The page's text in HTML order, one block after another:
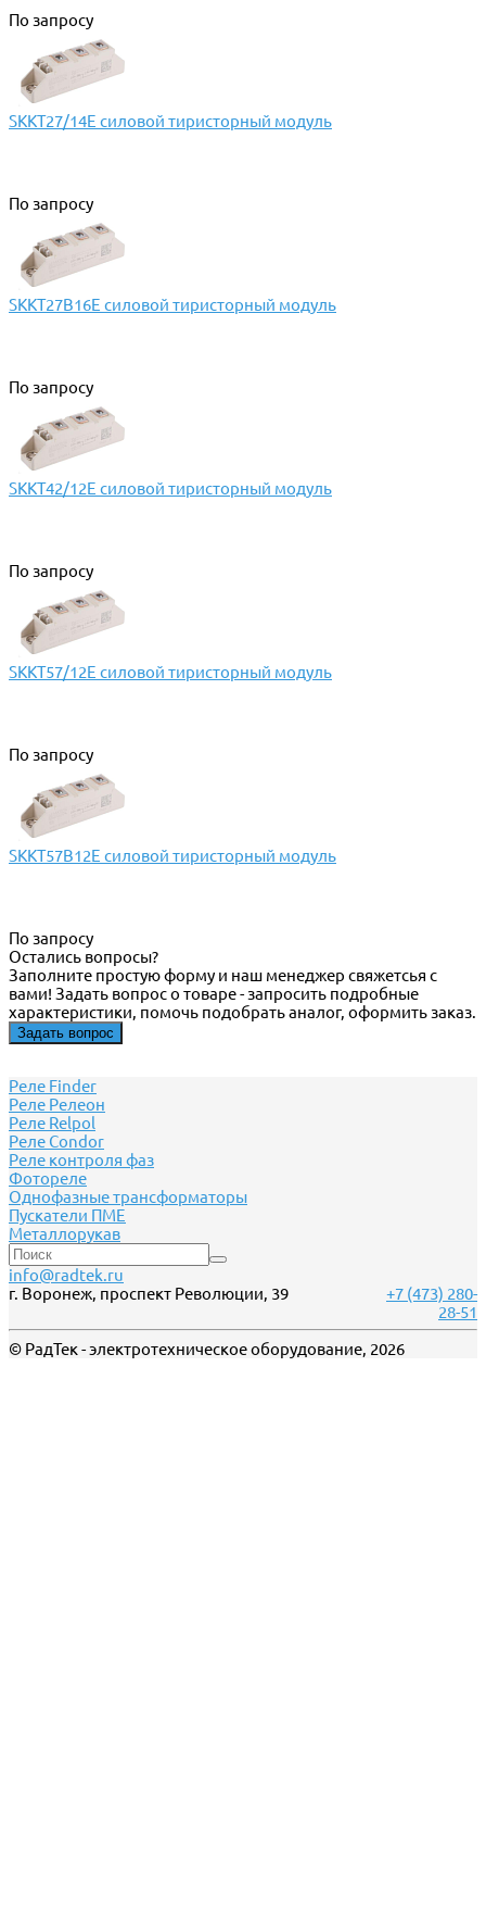
По запросу
SKKT27/14E силовой тиристорный модуль
По запросу
SKKT27B16E силовой тиристорный модуль
По запросу
SKKT42/12E силовой тиристорный модуль
По запросу
SKKT57/12E силовой тиристорный модуль
По запросу
SKKT57B12E силовой тиристорный модуль
По запросу
Остались вопросы?
Заполните простую форму и наш менеджер свяжетсья с
вами! Задать вопрос о товаре - запросить подробные
характеристики, помочь подобрать аналог, оформить заказ.
Задать вопрос
Реле Finder
Реле Релеон
Реле Relpol
Реле Сondor
Реле контроля фаз
Фотореле
Однофазные трансформаторы
Пускатели ПМЕ
Металлорукав
info@radtek.ru
г. Воронеж, проспект Революции, 39
+7 (473) 280-
28-51
© РадТек - электротехническое оборудование, 2026